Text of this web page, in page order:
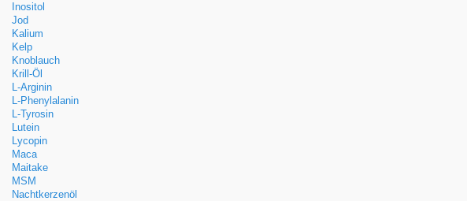
Inositol
Jod
Kalium
Kelp
Knoblauch
Krill-Öl
L-Arginin
L-Phenylalanin
L-Tyrosin
Lutein
Lycopin
Maca
Maitake
MSM
Nachtkerzenöl